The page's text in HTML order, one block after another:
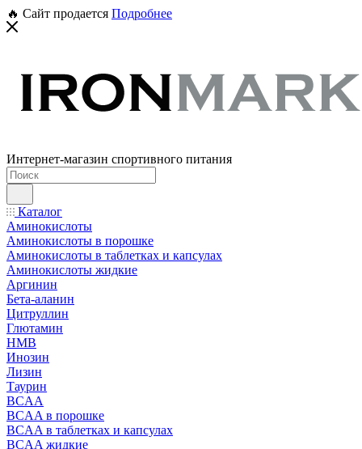
🔥 Сайт продается Подробнее
Интернет-магазин спортивного питания
Каталог
Аминокислоты
Аминокислоты в порошке
Аминокислоты в таблетках и капсулах
Аминокислоты жидкие
Аргинин
Бета-аланин
Цитруллин
Глютамин
HMB
Инозин
Лизин
Таурин
BCAA
BCAA в порошке
BCAA в таблетках и капсулах
BCAA жидкие